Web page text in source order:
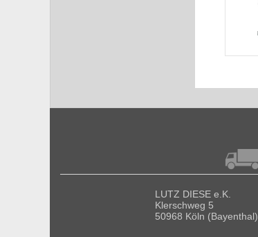
LUTZ DIESE e.K.
Klerschweg 5
50968 Köln (Bayenthal)